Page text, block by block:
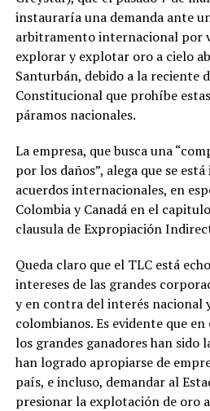
instauraría una demanda ante
arbitramento internacional por
explorar y explotar oro a cielo
Santurbán, debido a la reciente
Constitucional que prohíbe
páramos nacionales.
La empresa, que busca una
por los daños”, alega que se
acuerdos internacionales, en
Colombia y Canadá en el
clausula de Expropiación
Queda claro que el TLC está
intereses de las grandes
y en contra del interés nacional
colombianos. Es evidente que
los grandes ganadores han sido
han logrado apropiarse de
país, e incluso, demandar al
presionar la explotación de oro